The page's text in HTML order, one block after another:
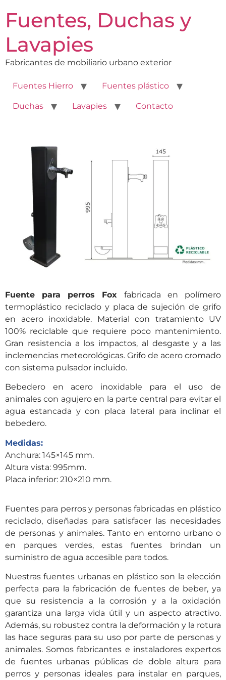
Fuentes, Duchas y
Lavapies
Fabricantes de mobiliario urbano exterior
Fuentes Hierro Fuentes plástico
Duchas Lavapies Contacto
Fuente para perros Fox fabricada en polímero
termoplástico reciclado y placa de sujeción de grifo
en acero inoxidable. Material con tratamiento UV
100% reciclable que requiere poco mantenimiento.
Gran resistencia a los impactos, al desgaste y a las
inclemencias meteorológicas. Grifo de acero cromado
con sistema pulsador incluido.
Bebedero en acero inoxidable para el uso de
animales con agujero en la parte central para evitar el
agua estancada y con placa lateral para inclinar el
bebedero.
Medidas:
Anchura: 145×145 mm.
Altura vista: 995mm.
Placa inferior: 210×210 mm.
Fuentes para perros y personas fabricadas en plástico
reciclado, diseñadas para satisfacer las necesidades
de personas y animales. Tanto en entorno urbano o
en parques verdes, estas fuentes brindan un
suministro de agua accesible para todos.
Nuestras fuentes urbanas en plástico son la elección
perfecta para la fabricación de fuentes de beber, ya
que su resistencia a la corrosión y a la oxidación
garantiza una larga vida útil y un aspecto atractivo.
Además, su robustez contra la deformación y la rotura
las hace seguras para su uso por parte de personas y
animales. Somos fabricantes e instaladores expertos
de fuentes urbanas públicas de doble altura para
perros y personas ideales para instalar en parques,